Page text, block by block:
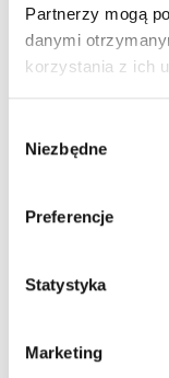
Partnerzy mogą
danymi
korzystania z ich
zgody
Niezbędne
Preferencje
Statystyka
Marketing
Ciebie
niezbędne